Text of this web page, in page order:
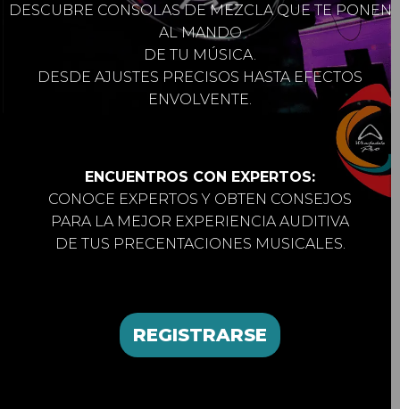
DESCUBRE CONSOLAS DE MEZCLA QUE TE PONEN
AL MANDO
DE TU MÚSICA.
DESDE AJUSTES PRECISOS HASTA EFECTOS
ENVOLVENTE.
ENCUENTROS CON EXPERTOS:
CONOCE EXPERTOS Y OBTEN CONSEJOS
PARA LA MEJOR EXPERIENCIA AUDITIVA
DE TUS PRECENTACIONES MUSICALES.
REGISTRARSE